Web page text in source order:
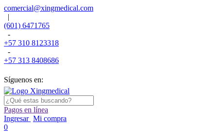
comercial@xingmedical.com
|
(601) 6471765
-
+57 310 8123318
-
+57 313 8408686
Síguenos en:
Pagos en línea
Ingresar Mi compra
0